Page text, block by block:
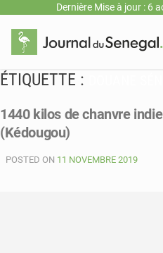
Dernière Mise à jour : 6
ÉTIQUETTE :
1440 kilos de chanvre
(Kédougou)
POSTED ON 11 NOVEMBRE 2019